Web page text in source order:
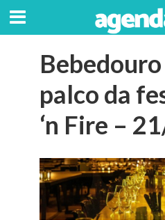
palco da
‘n Fire –